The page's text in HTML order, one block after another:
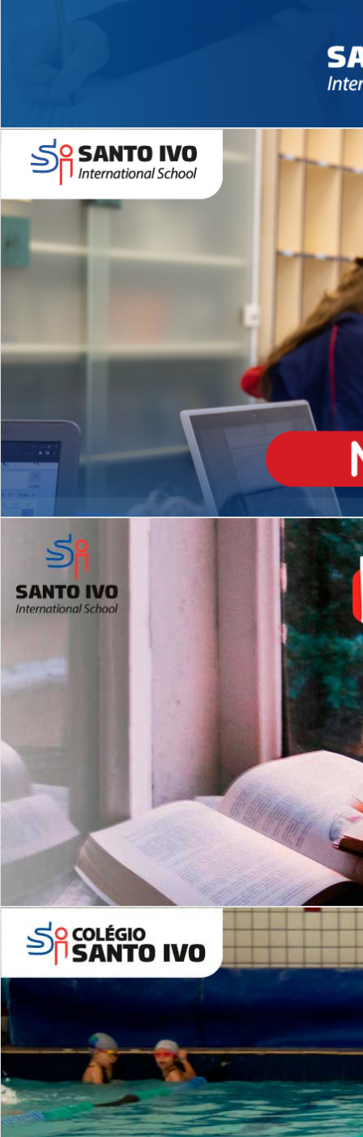
Novidades 2026 High School
Matrículas Abertas 2026
Leituras Literárias
EDUCAÇÃO INFANTIL
Inglês todos os dias
MÉDIO
igh School
Dupla Diplomação
2º AO 5º ANO FUNDAMENTAL
es
Com imersão Bilingue - Anos
Finais
6º AO 9º ANO FUNDAMENTAL
Inglês: Turmas Reduzidas
(Proficiência)
ALUNOS NOVOS
Entre em Contato